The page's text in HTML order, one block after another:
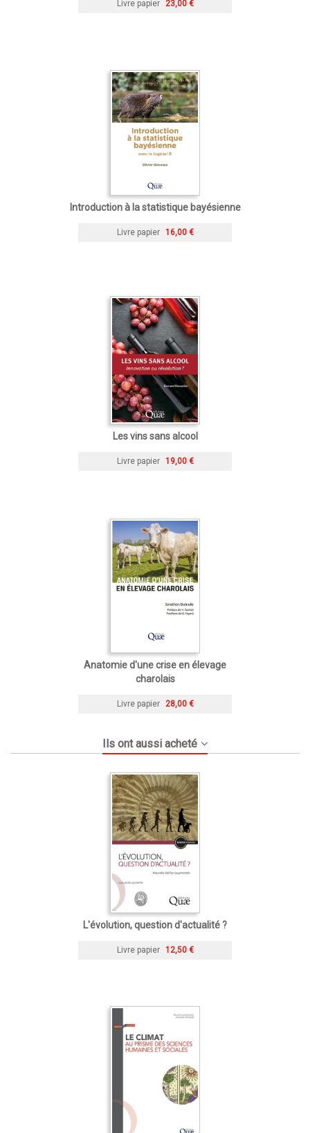
Livre papier 23,00 €
Introduction à la statistique bayésienne
Livre papier 16,00 €
Les vins sans alcool
Livre papier 19,00 €
Anatomie d'une crise en élevage
charolais
Livre papier 28,00 €
Ils ont aussi acheté
L'évolution, question d'actualité ?
Livre papier 12,50 €